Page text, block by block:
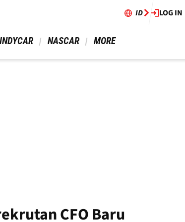
ID LOG IN
INDYCAR NASCAR MORE
CFO Baru